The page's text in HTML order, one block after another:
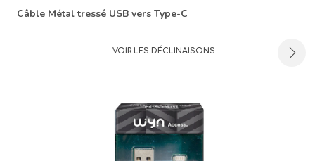
Câble Métal tressé USB vers Type-C